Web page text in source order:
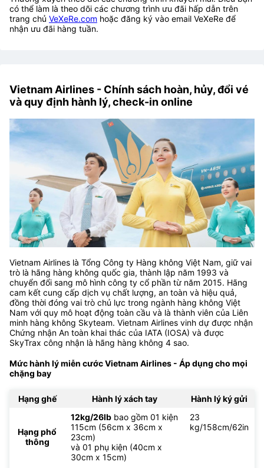
có thể làm là theo dõi các chương trình ưu đãi hấp dẫn trên
trang chủ VeXeRe.com hoặc đăng ký vào email VeXeRe để
nhận ưu đãi hàng tuần.
Vietnam Airlines - Chính sách hoàn, hủy, đổi vé
và quy định hành lý, check-in online
Vietnam Airlines là Tổng Công ty Hàng không Việt Nam, giữ vai
trò là hãng hàng không quốc gia, thành lập năm 1993 và
chuyển đổi sang mô hình công ty cổ phần từ năm 2015. Hãng
cam kết cung cấp dịch vụ chất lượng, an toàn và hiệu quả,
đồng thời đóng vai trò chủ lực trong ngành hàng không Việt
Nam với quy mô hoạt động toàn cầu và là thành viên của Liên
minh hàng không Skyteam. Vietnam Airlines vinh dự được nhận
Chứng nhận An toàn khai thác của IATA (IOSA) và được
SkyTrax công nhận là hãng hàng không 4 sao.
Mức hành lý miễn cước Vietnam Airlines - Áp dụng cho mọi
chặng bay
Hạng ghế Hành lý xách tay Hành lý ký gửi
Hạng phổ
thông
12kg/26lb bao gồm 01 kiện
115cm (56cm x 36cm x
23cm)
và 01 phụ kiện (40cm x
30cm x 15cm)
23
kg/158cm/62in